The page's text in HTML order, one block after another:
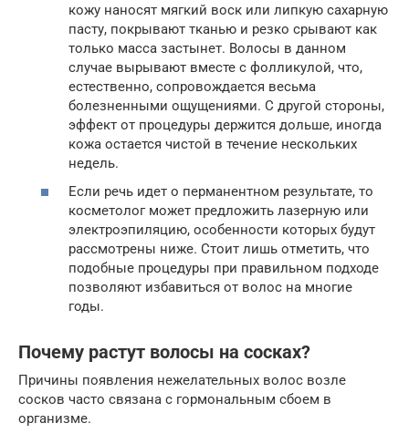
кожу наносят мягкий воск или липкую сахарную
пасту, покрывают тканью и резко срывают как
только масса застынет. Волосы в данном
случае вырывают вместе с фолликулой, что,
естественно, сопровождается весьма
болезненными ощущениями. С другой стороны,
эффект от процедуры держится дольше, иногда
кожа остается чистой в течение нескольких
недель.
Если речь идет о перманентном результате, то
косметолог может предложить лазерную или
электроэпиляцию, особенности которых будут
рассмотрены ниже. Стоит лишь отметить, что
подобные процедуры при правильном подходе
позволяют избавиться от волос на многие
годы.
Почему растут волосы на сосках?
Причины появления нежелательных волос возле
сосков часто связана с гормональным сбоем в
организме.